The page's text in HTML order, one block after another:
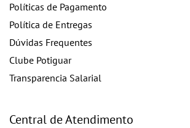
Políticas de Pagamento
Política de Entregas
Dúvidas Frequentes
Clube Potiguar
Transparencia Salarial
Central de Atendimento